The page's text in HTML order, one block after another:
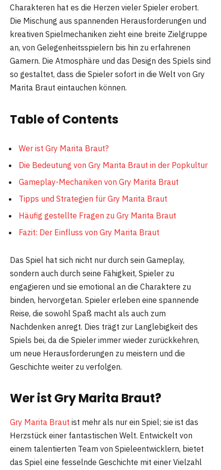
Charakteren hat es die Herzen vieler Spieler erobert.
Die Mischung aus spannenden Herausforderungen und
kreativen Spielmechaniken zieht eine breite Zielgruppe
an, von Gelegenheitsspielern bis hin zu erfahrenen
Gamern. Die Atmosphäre und das Design des Spiels sind
so gestaltet, dass die Spieler sofort in die Welt von Gry
Marita Braut eintauchen können.
Table of Contents
Wer ist Gry Marita Braut?
Die Bedeutung von Gry Marita Braut in der Popkultur
Gameplay-Mechaniken von Gry Marita Braut
Tipps und Strategien für Gry Marita Braut
Häufig gestellte Fragen zu Gry Marita Braut
Fazit: Der Einfluss von Gry Marita Braut
Das Spiel hat sich nicht nur durch sein Gameplay,
sondern auch durch seine Fähigkeit, Spieler zu
engagieren und sie emotional an die Charaktere zu
binden, hervorgetan. Spieler erleben eine spannende
Reise, die sowohl Spaß macht als auch zum
Nachdenken anregt. Dies trägt zur Langlebigkeit des
Spiels bei, da die Spieler immer wieder zurückkehren,
um neue Herausforderungen zu meistern und die
Geschichte weiter zu verfolgen.
Wer ist Gry Marita Braut?
Gry Marita Braut ist mehr als nur ein Spiel; sie ist das
Herzstück einer fantastischen Welt. Entwickelt von
einem talentierten Team von Spieleentwicklern, bietet
das Spiel eine fesselnde Geschichte mit einer Vielzahl